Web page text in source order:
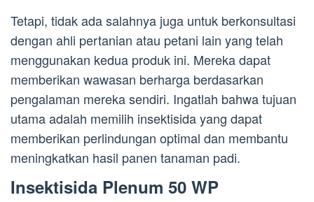
Tetapi, tidak ada salahnya juga untuk berkonsultasi
dengan ahli pertanian atau petani lain yang telah
menggunakan kedua produk ini. Mereka dapat
memberikan wawasan berharga berdasarkan
pengalaman mereka sendiri. Ingatlah bahwa tujuan
utama adalah memilih insektisida yang dapat
memberikan perlindungan optimal dan membantu
meningkatkan hasil panen tanaman padi.
Insektisida Plenum 50 WP